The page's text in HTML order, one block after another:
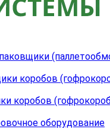
коробов
коробов
оборудование